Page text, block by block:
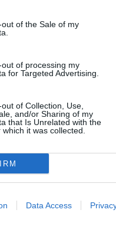
of the Sale of my
of processing my
for Targeted Advertising.
of Collection, Use,
and/or Sharing of my
that Is Unrelated with the
it was collected.
Data Access